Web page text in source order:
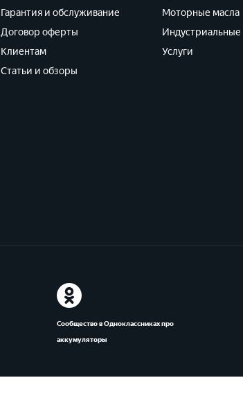
Гарантия и обслуживание
Договор оферты
Клиентам
Статьи и обзоры
Моторные масла
Индустриальные
Услуги
Сообщество в Одноклассниках про
аккумуляторы